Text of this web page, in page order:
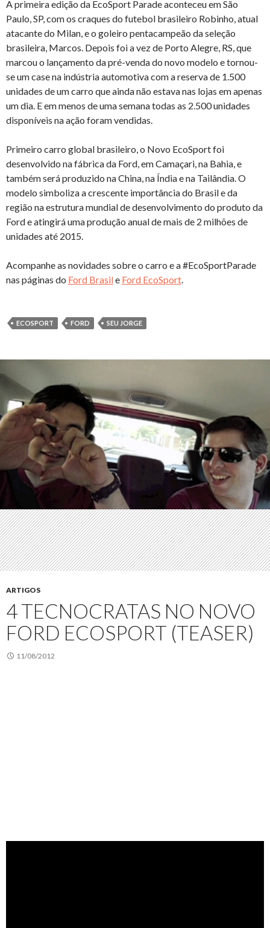
A primeira edição da EcoSport Parade aconteceu em São
Paulo, SP, com os craques do futebol brasileiro Robinho, atual
atacante do Milan, e o goleiro pentacampeão da seleção
brasileira, Marcos. Depois foi a vez de Porto Alegre, RS, que
marcou o lançamento da pré-venda do novo modelo e tornou-
se um case na indústria automotiva com a reserva de 1.500
unidades de um carro que ainda não estava nas lojas em apenas
um dia. E em menos de uma semana todas as 2.500 unidades
disponíveis na ação foram vendidas.
Primeiro carro global brasileiro, o Novo EcoSport foi
desenvolvido na fábrica da Ford, em Camaçari, na Bahia, e
também será produzido na China, na Índia e na Tailândia. O
modelo simboliza a crescente importância do Brasil e da
região na estrutura mundial de desenvolvimento do produto da
Ford e atingirá uma produção anual de mais de 2 milhões de
unidades até 2015.
Acompanhe as novidades sobre o carro e a #EcoSportParade
nas páginas do Ford Brasile Ford EcoSport.
ECOSPORT FORD SEU JORGE
ARTIGOS
4 TECNOCRATAS NO NOVO
FORD ECOSPORT (TEASER)
11/08/2012